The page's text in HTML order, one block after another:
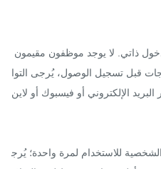
قبل تسجيل الوصول، يُرجى التوا
الإلكتروني أو فيسبوك أو لاين.
الشخصية للاستخدام لمرة واحدة؛ يُرج